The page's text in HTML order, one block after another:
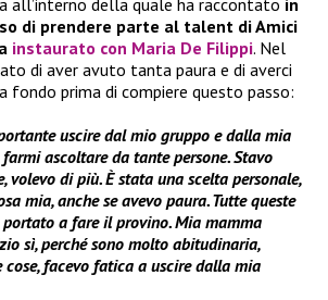
all’interno della quale ha raccontato in
di prendere parte al talent di Amici
instaurato con Maria De Filippi. Nel
di aver avuto tanta paura e di averci
prima di compiere questo passo:
uscire dal mio gruppo e dalla mia
ascoltare da tante persone. Stavo
volevo di più. È stata una scelta personale,
mia, anche se avevo paura. Tutte queste
a fare il provino. Mia mamma
sì, perché sono molto abitudinaria,
facevo fatica a uscire dalla mia